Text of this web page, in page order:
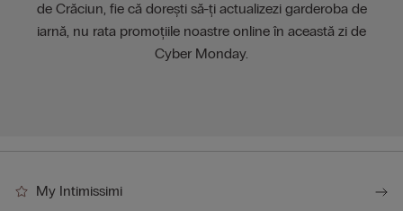
de Crăciun, fie că dorești să-ți actualizezi garderoba de
iarnă, nu rata promoțiile noastre online în această zi de
Cyber Monday.
My Intimissimi